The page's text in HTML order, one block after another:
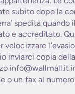
subito dopo la
spedita quando
e accreditato.
velocizzare
inviarci copia
info@wallmall.it
o un fax al